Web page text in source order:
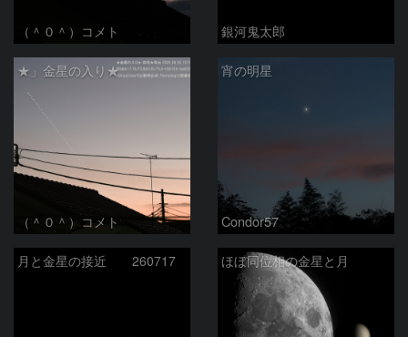
（＾０＾）コメト 銀河鬼太郎
★」金星の入り★
（＾０＾）コメト
宵の明星
Condor57
月と金星の接近 260717 ほぼ同位相の金星と月